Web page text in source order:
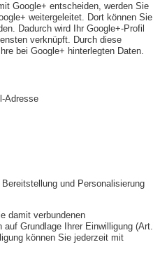
Google+ entscheiden, werden Sie
weitergeleitet. Dort können Sie
Dadurch wird Ihr Google+-Profil
verknüpft. Durch diese
bei Google+ hinterlegten Daten.
Adresse
und Personalisierung
damit verbundenen
auf Grundlage Ihrer Einwilligung (Art.
können Sie jederzeit mit